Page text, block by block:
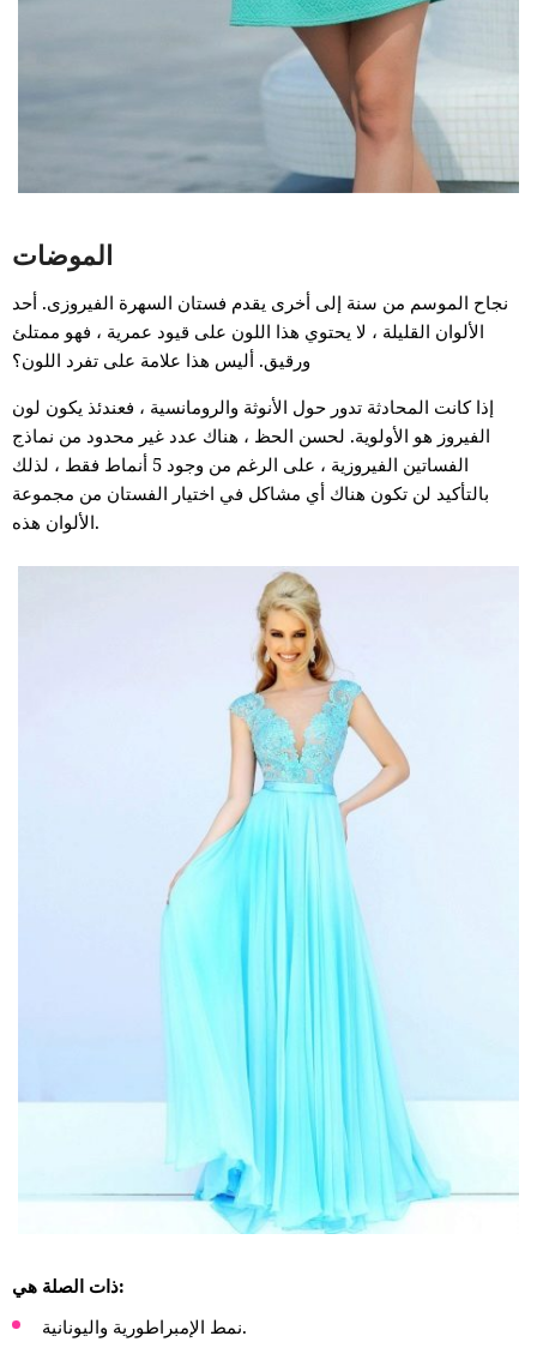
الموضات
نجاح الموسم من سنة إلى أخرى يقدم فستان السهرة الفيروزى. أحد
الألوان القليلة ، لا يحتوي هذا اللون على قيود عمرية ، فهو ممتلئ
ورقيق. أليس هذا علامة على تفرد اللون؟
إذا كانت المحادثة تدور حول الأنوثة والرومانسية ، فعندئذ يكون لون
الفيروز هو الأولوية. لحسن الحظ ، هناك عدد غير محدود من نماذج
الفساتين الفيروزية ، على الرغم من وجود 5 أنماط فقط ، لذلك
بالتأكيد لن تكون هناك أي مشاكل في اختيار الفستان من مجموعة
الألوان هذه.
ذات الصلة هي:
نمط الإمبراطورية واليونانية.